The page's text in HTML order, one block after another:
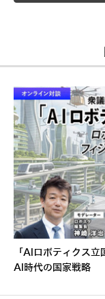
「AIロボティクス
AI時代の国家戦略